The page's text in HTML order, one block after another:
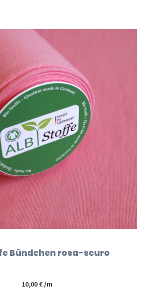
Bündchen rosa-scuro
10,00€/m